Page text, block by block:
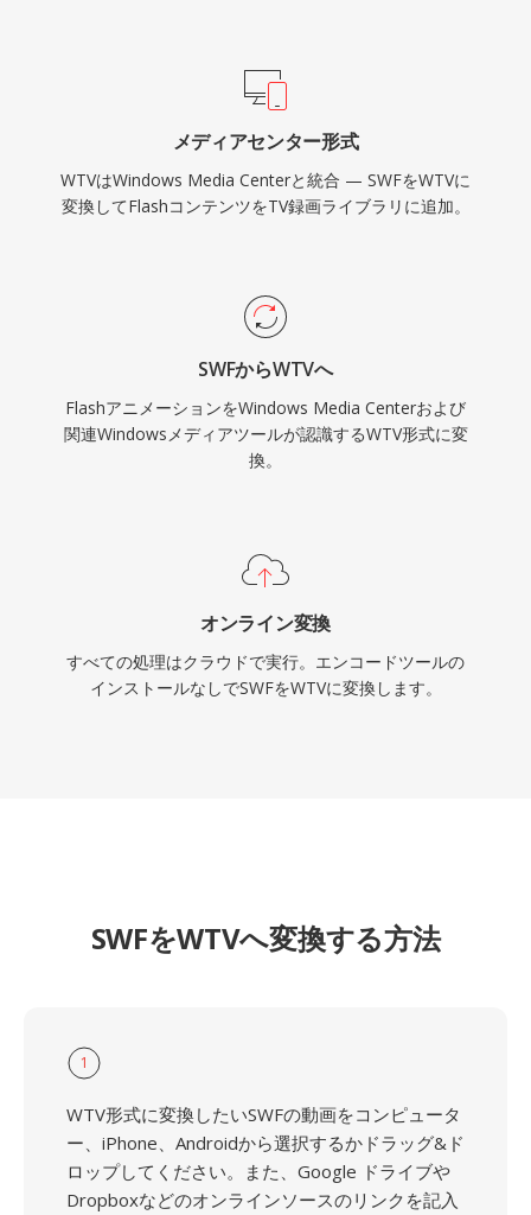
メディアセンター形式
WTVはWindows Media Centerと統合 — SWFをWTVに
変換してFlashコンテンツをTV録画ライブラリに追加。
SWFからWTVへ
FlashアニメーションをWindows Media Centerおよび
関連Windowsメディアツールが認識するWTV形式に変
換。
オンライン変換
すべての処理はクラウドで実行。エンコードツールの
インストールなしでSWFをWTVに変換します。
SWFをWTVへ変換する方法
1
WTV形式に変換したいSWFの動画をコンピュータ
ー、iPhone、Androidから選択するかドラッグ&ド
ロップしてください。また、Google ドライブや
Dropboxなどのオンラインソースのリンクを記入